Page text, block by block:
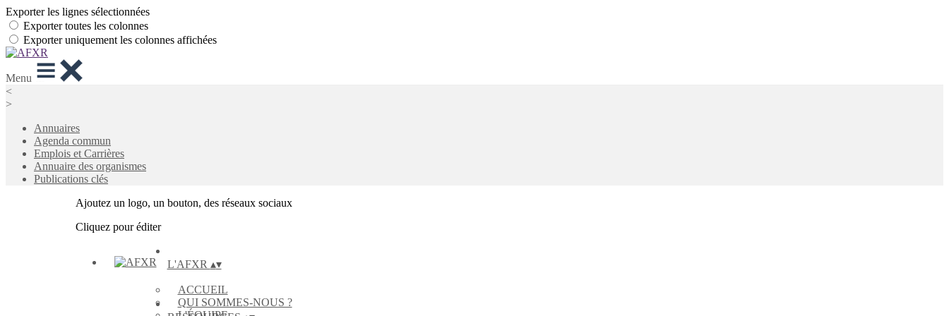
Exporter les lignes sélectionnées
Exporter toutes les colonnes
Exporter uniquement les colonnes affichées
Menu
<
>
Annuaires
Agenda commun
Emplois et Carrières
Annuaire des organismes
Publications clés
Ajoutez un logo, un bouton, des réseaux sociaux
Cliquez pour éditer
L'AFXR ▴▾
ACCUEIL
QUI SOMMES-NOUS ?